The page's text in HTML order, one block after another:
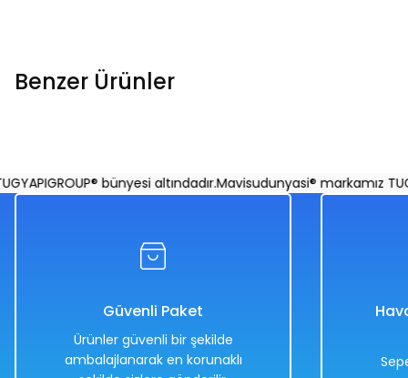
Benzer Ürünler
1962 Chevrolet Bel Air 1:18 Ölçekli Klasik Araba Turkuaz
4.419,00 TL
bünyesi altındadır.Mavisudunyasi® markamız
Güvenli Paket
Ürünler güvenli bir şekilde
ambalajlanarak en korunaklı